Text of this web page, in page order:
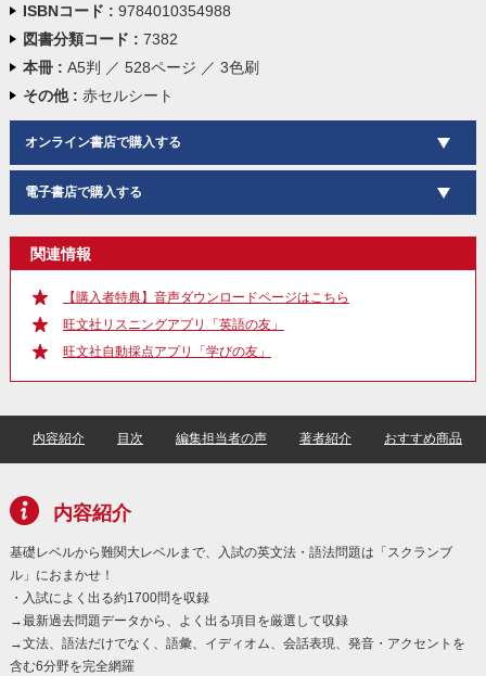
ISBNコード : 9784010354988
図書分類コード : 7382
本冊 : A5判 ／ 528ページ ／ 3色刷
その他 : 赤セルシート
オンライン書店で購入する
電子書店で購入する
関連情報
【購入者特典】音声ダウンロードページはこちら
旺文社リスニングアプリ「英語の友」
旺文社自動採点アプリ「学びの友」
内容紹介 目次 編集担当者の声 著者紹介 おすすめ商品
内容紹介
基礎レベルから難関大レベルまで、入試の英文法・語法問題は「スクランブ
ル」におまかせ！
・入試によく出る約1700問を収録
→最新過去問題データから、よく出る項目を厳選して収録
→文法、語法だけでなく、語彙、イディオム、会話表現、発音・アクセントを
含む6分野を完全網羅